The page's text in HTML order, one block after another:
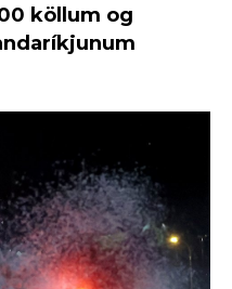
köllum og